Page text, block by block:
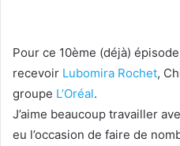
Pour ce 10ème (déjà)
recevoir Lubomira Rochet,
groupe L’Oréal.
J’aime beaucoup travailler
eu l’occasion de faire de